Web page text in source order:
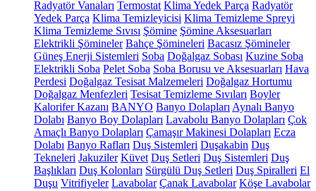
Radyatör Vanaları Termostat Klima Yedek Parça Radyatör
Yedek Parça Klima Temizleyicisi Klima Temizleme Spreyi
Klima Temizleme Sıvısı Şömine Şömine Aksesuarları
Elektrikli Şömineler Bahçe Şömineleri Bacasız Şömineler
Güneş Enerji Sistemleri Soba Doğalgaz Sobası Kuzine Soba
Elektrikli Soba Pelet Soba Soba Borusu ve Aksesuarları Hava
Perdesi Doğalgaz Tesisat Malzemeleri Doğalgaz Hortumu
Doğalgaz Menfezleri Tesisat Temizleme Sıvıları Boyler
Kalorifer Kazanı BANYO Banyo Dolapları Aynalı Banyo
Dolabı Banyo Boy Dolapları Lavabolu Banyo Dolapları Çok
Amaçlı Banyo Dolapları Çamaşır Makinesi Dolapları Ecza
Dolabı Banyo Rafları Duş Sistemleri Duşakabin Duş
Tekneleri Jakuziler Küvet Duş Setleri Duş Sistemleri Duş
Başlıkları Duş Kolonları Sürgülü Duş Setleri Duş Spiralleri El
Duşu Vitrifiyeler Lavabolar Çanak Lavabolar Köşe Lavabolar